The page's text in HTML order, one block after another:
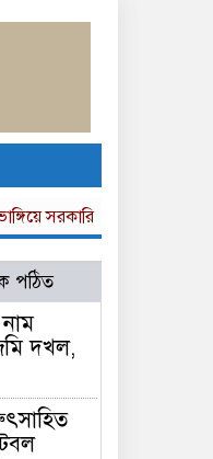
সরকারি জমি দখল, বাড়ীঘর
পঠিত
দখল,